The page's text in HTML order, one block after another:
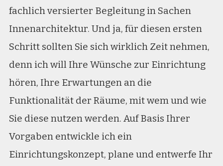
fachlich versierter Begleitung in Sachen
Innenarchitektur. Und ja, für diesen ersten
Schritt sollten Sie sich wirklich Zeit nehmen,
denn ich will Ihre Wünsche zur Einrichtung
hören, Ihre Erwartungen an die
Funktionalität der Räume, mit wem und wie
Sie diese nutzen werden. Auf Basis Ihrer
Vorgaben entwickle ich ein
Einrichtungskonzept, plane und entwerfe Ihr